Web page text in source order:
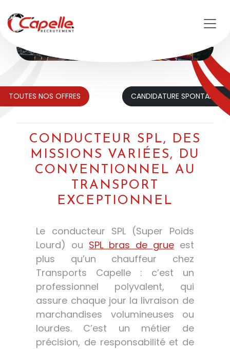
TOUTES NOS OFFRES CANDIDATURE SPONTANÉE
CONDUCTEUR SPL, DES
MISSIONS VARIÉES, DU
CONVENTIONNEL AU
TRANSPORT
EXCEPTIONNEL
Le conducteur SPL (Super Poids
Lourd) ou SPL bras de grueest
plus qu’un chauffeur chez
Transports Capelle : c’est un
professionnel polyvalent, qui
assure chaque jour la livraison de
marchandises volumineuses ou
lourdes. C’est un métier de
précision, de responsabilité et de